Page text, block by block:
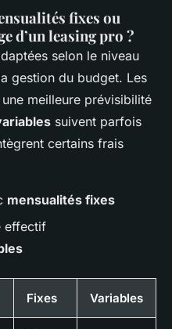
fixes ou
d’un leasing pro ?
selon le niveau
gestion du budget. Les
meilleure prévisibilité
suivent parfois
certains frais
mensualités fixes
effectif
Fixes Variables